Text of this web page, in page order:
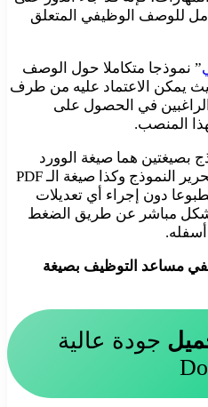
للوصف الوظيفي المتعلق
” نموذجا متكاملا حول الوصف
يمكن الاعتماد عليه من طرف
في الحصول على
المنصب.
بصيغتين هما صيغة الوورد
Word عند الرغبة في تعديل و تحرير النموذج وكذا صيغة الـ PDF
دون إجراء أي تعديلات
بشكل مباشر عن طريق الضغط
مساعد التوظيف بصيغة
جودة عالية